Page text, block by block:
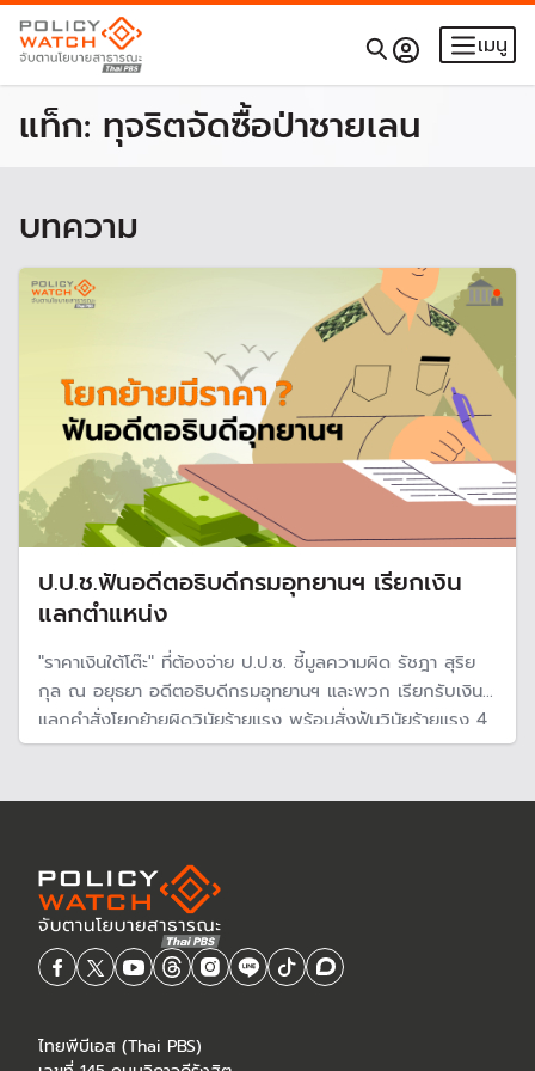
เมนู
แท็ก: ทุจริตจัดซื้อป่าชายเลน
บทความ
ป.ป.ช.ฟันอดีตอธิบดีกรมอุทยานฯ เรียกเงิน
แลกตำแหน่ง
"ราคาเงินใต้โต๊ะ" ที่ต้องจ่าย ป.ป.ช. ชี้มูลความผิด รัชฎา สุริย
กุล ณ อยุธยา อดีตอธิบดีกรมอุทยานฯ และพวก เรียกรับเงิน
แลกคำสั่งโยกย้ายผิดวินัยร้ายแรง พร้อมสั่งฟันวินัยร้ายแรง 4
ข้าราชการผิดวินัย กรณีทุจริตจัดซื้อจัดจ้างกรณีทุจริตการจัด
ไทยพีบีเอส (Thai PBS)